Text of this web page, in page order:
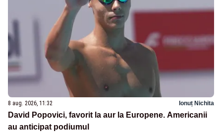
8 aug. 2026, 11:32 Ionuț Nichita
David Popovici, favorit la aur la Europene. Americanii
au anticipat podiumul